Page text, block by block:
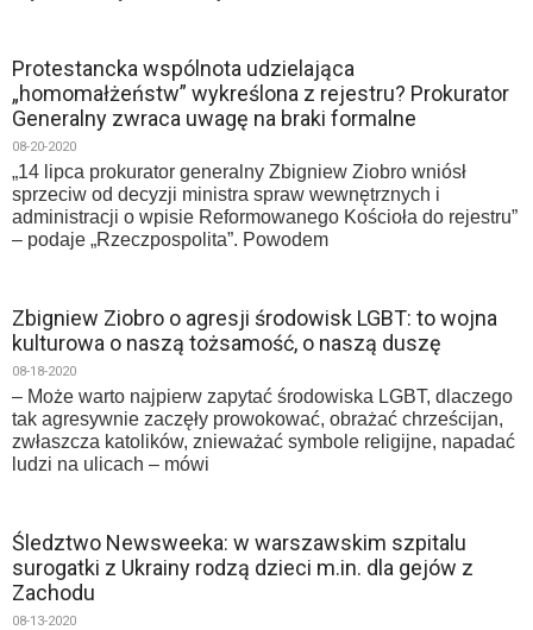
Protestancka wspólnota udzielająca
„homomałżeństw” wykreślona z rejestru? Prokurator
Generalny zwraca uwagę na braki formalne
08-20-2020
„14 lipca prokurator generalny Zbigniew Ziobro wniósł
sprzeciw od decyzji ministra spraw wewnętrznych i
administracji o wpisie Reformowanego Kościoła do rejestru”
– podaje „Rzeczpospolita”. Powodem
Zbigniew Ziobro o agresji środowisk LGBT: to wojna
kulturowa o naszą tożsamość, o naszą duszę
08-18-2020
– Może warto najpierw zapytać środowiska LGBT, dlaczego
tak agresywnie zaczęły prowokować, obrażać chrześcijan,
zwłaszcza katolików, znieważać symbole religijne, napadać
ludzi na ulicach – mówi
Śledztwo Newsweeka: w warszawskim szpitalu
surogatki z Ukrainy rodzą dzieci m.in. dla gejów z
Zachodu
08-13-2020